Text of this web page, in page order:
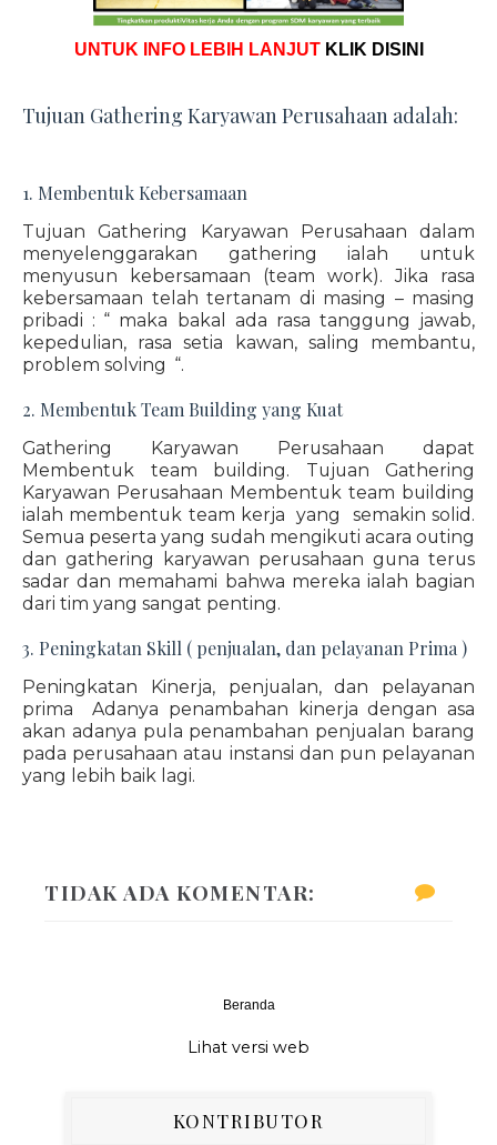
UNTUK INFO LEBIH LANJUT KLIK DISINI
Tujuan Gathering Karyawan Perusahaan adalah:
1. Membentuk Kebersamaan
Tujuan Gathering Karyawan Perusahaan dalam
menyelenggarakan gathering ialah untuk
menyusun kebersamaan (team work). Jika rasa
kebersamaan telah tertanam di masing – masing
pribadi : “ maka bakal ada rasa tanggung jawab,
kepedulian, rasa setia kawan, saling membantu,
problem solving “.
2. Membentuk Team Building yang Kuat
Gathering Karyawan Perusahaan dapat
Membentuk team building. Tujuan Gathering
Karyawan Perusahaan Membentuk team building
ialah membentuk team kerja yang semakin solid.
Semua peserta yang sudah mengikuti acara outing
dan gathering karyawan perusahaan guna terus
sadar dan memahami bahwa mereka ialah bagian
dari tim yang sangat penting.
3. Peningkatan Skill ( penjualan, dan pelayanan Prima )
Peningkatan Kinerja, penjualan, dan pelayanan
prima Adanya penambahan kinerja dengan asa
akan adanya pula penambahan penjualan barang
pada perusahaan atau instansi dan pun pelayanan
yang lebih baik lagi.
TIDAK ADA KOMENTAR:
Beranda
Lihat versi web
KONTRIBUTOR